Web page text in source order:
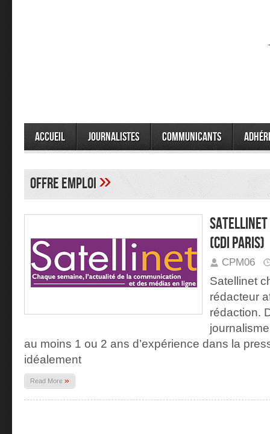
Accueil Journalistes Communicants
offre emploi»
(CDI PARIS)
CPM06
Satellinet
rédacteur
rédaction.
au moins 1 ou 2 ans d’expérience dans la
idéalement
Read More »